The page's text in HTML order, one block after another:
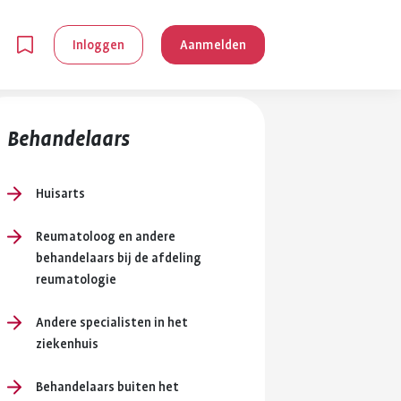
is
om je
Inloggen Aanmelden
Behandelaars
Huisarts
Reumatoloog en andere
behandelaars bij de afdeling
reumatologie
Andere specialisten in het
ziekenhuis
Behandelaars buiten het